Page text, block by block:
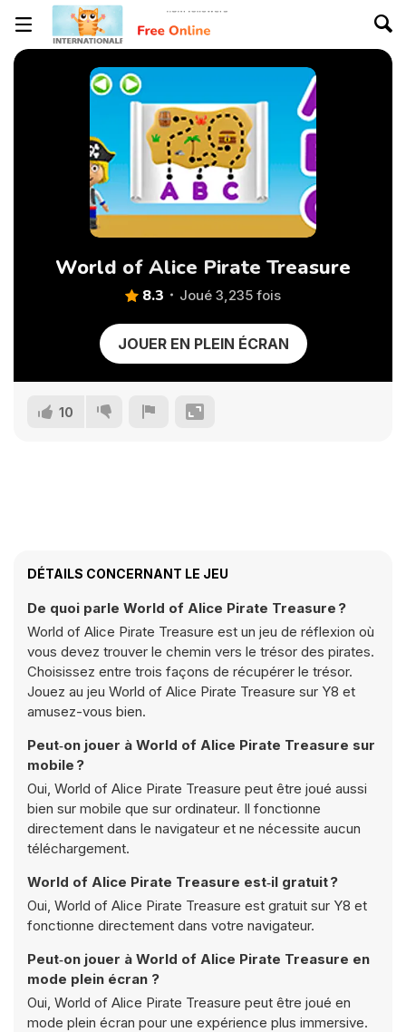
World of Alice Pirate Treasure
8.3 Joué 3,235 fois
JOUER EN PLEIN ÉCRAN
10
DÉTAILS CONCERNANT LE JEU
De quoi parle World of Alice Pirate Treasure ?
World of Alice Pirate Treasure est un jeu de réflexion où
vous devez trouver le chemin vers le trésor des pirates.
Choisissez entre trois façons de récupérer le trésor.
Jouez au jeu World of Alice Pirate Treasure sur Y8 et
amusez-vous bien.
Peut‑on jouer à World of Alice Pirate Treasure sur
mobile ?
Oui, World of Alice Pirate Treasure peut être joué aussi
bien sur mobile que sur ordinateur. Il fonctionne
directement dans le navigateur et ne nécessite aucun
téléchargement.
World of Alice Pirate Treasure est‑il gratuit ?
Oui, World of Alice Pirate Treasure est gratuit sur Y8 et
fonctionne directement dans votre navigateur.
Peut‑on jouer à World of Alice Pirate Treasure en
mode plein écran ?
Oui, World of Alice Pirate Treasure peut être joué en
mode plein écran pour une expérience plus immersive.